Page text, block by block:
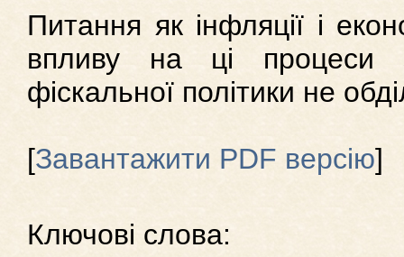
Питання як інфляції і
впливу на ці процеси
фіскальної політики не
[Завантажити PDF версію]
Ключові слова: